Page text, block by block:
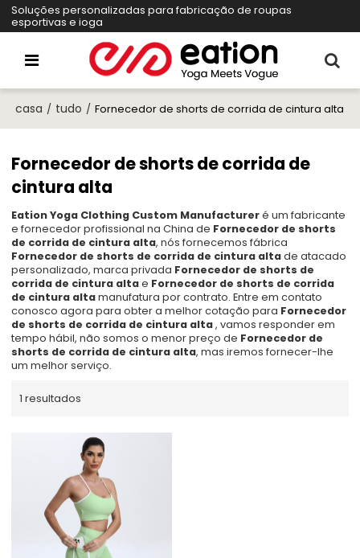
Soluções personalizadas para fabricação de roupas
esportivas e ioga
casa / tudo / Fornecedor de shorts de corrida de cintura alta
Fornecedor de shorts de corrida de
cintura alta
Eation Yoga Clothing Custom Manufactureré um fabricante
e fornecedor profissional na China de Fornecedor de shorts
de corrida de cintura alta, nós fornecemos fábrica
Fornecedor de shorts de corrida de cintura altade atacado
personalizado, marca privada Fornecedor de shorts de
corrida de cintura altae Fornecedor de shorts de corrida
de cintura altamanufatura por contrato. Entre em contato
conosco agora para obter a melhor cotação para Fornecedor
de shorts de corrida de cintura alta, vamos responder em
tempo hábil, não somos o menor preço de Fornecedor de
shorts de corrida de cintura alta, mas iremos fornecer-lhe
um melhor serviço.
1 resultados